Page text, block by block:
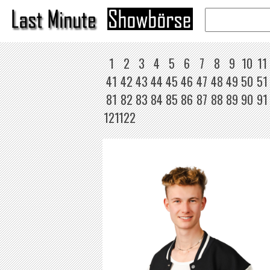
1 2 3 4 5 6 7 8 9 10 11
41 4243444546 47 484950 51
81 8283848586 87 888990 91
121122
WEITER
DJ (J10 AKA JAP-LUGKUNG)
WEITER